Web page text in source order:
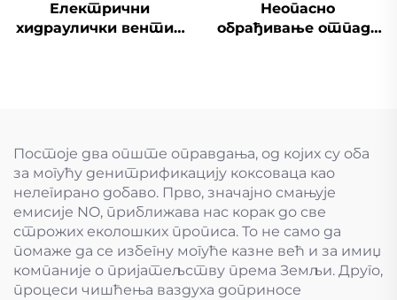
Електрични
хидраулички вентил
Неопасно
обрађивање отпада
Постоје два опште оправдања, од којих су оба
за могућу денитрификацију коксоваца као
нелегирано добаво. Прво, значајно смањује
емисије NO, приближава нас корак до све
строжих еколошких прописа. То не само да
помаже да се избегну могуће казне већ и за имиџ
компаније о пријатељству према Земљи. Друго,
процеси чишћења ваздуха доприносе